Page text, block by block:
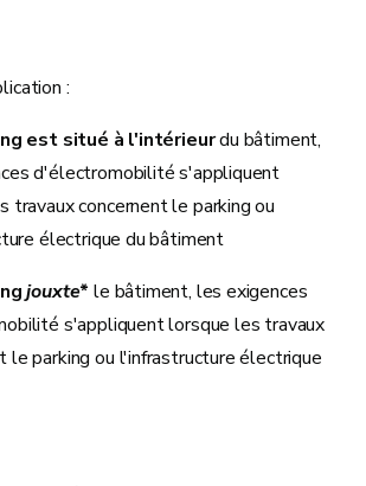
:
est situé à l'intérieurdu bâtiment,
d'électromobilité s'appliquent
travaux concernent le parking ou
électrique du bâtiment
jouxte* le bâtiment, les exigences
s'appliquent lorsque les travaux
le parking ou l'infrastructure électrique